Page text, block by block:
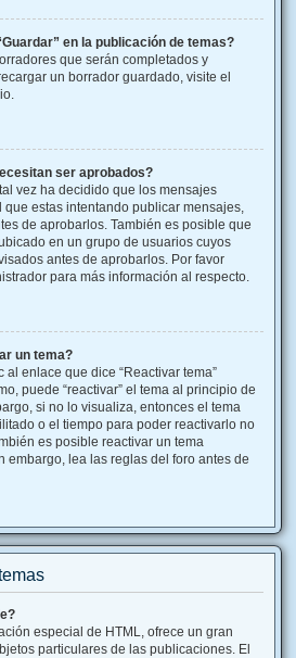
en la publicación de temas?
que serán completados y
un borrador guardado, visite el
ser aprobados?
vez ha decidido que los mensajes
estas intentando publicar mensajes,
de aprobarlos. También es posible que
en un grupo de usuarios cuyos
antes de aprobarlos. Por favor
para más información al respecto.
un tema?
enlace que dice “Reactivar tema”
puede “reactivar” el tema al principio de
si no lo visualiza, entonces el tema
o el tiempo para poder reactivarlo no
es posible reactivar un tema
embargo, lea las reglas del foro antes de
especial de HTML, ofrece un gran
particulares de las publicaciones. El